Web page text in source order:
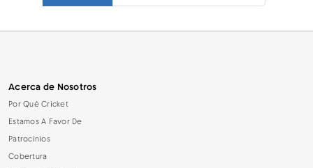
Acerca de Nosotros
Por Qué Cricket
Estamos A Favor De
Patrocinios
Cobertura